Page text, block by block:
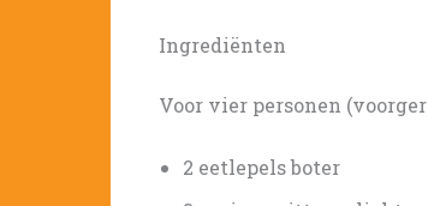
Ingrediënten
Voor vier personen
2 eetlepels boter